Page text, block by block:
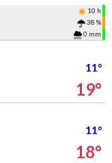
10 h
38 %
0 mm
11°
19°
11°
18°